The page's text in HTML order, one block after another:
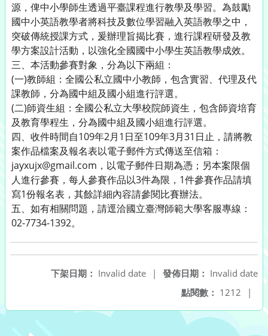
源，俾中小學師生透過平臺課程進行教學及學習。為鼓勵
國中小英語教學者將科技及數位學習融入英語教學之中，
突破傳統授課方式，爰辦理旨揭比賽，進行課程研發及教
學方案設計活動，以強化全國國中小學生英語教學成效。
三、本活動參賽對象，分為以下兩組：
(一)教師組：全國公私立國中小教師，包含實習、代理及代
課教師，分為國中組及國小組進行評選。
(二)師資生組：全國公私立大學校院師資生，包含師資培育
及教育學程生，分為國中組及國小組進行評選。
四、收件時間自109年2月1日至109年3月31日止，請將教
案作品檔案及報名表以電子郵件方式傳送至信箱：
jayxujx@gmail.com，以電子郵件日期為憑；另本案限個
人進行參賽，每人參賽作品以3件為限，1件參賽作品請填
寫1份報名表，其餘詳細內容請參閱比賽辦法。
五、如有相關問題，請逕洽國立臺灣師範大學客服專線：
02-7734-1392。
發佈日期： Invalid date
下架日期： Invalid date
|
點閱數： 1212 |